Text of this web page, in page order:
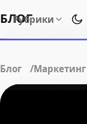
БЛОГ
Рубрики
Блог Маркетинг